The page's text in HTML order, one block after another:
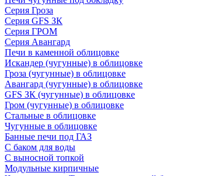
Серия Гроза
Серия GFS ЗК
Серия ГРОМ
Серия Авангард
Печи в каменной облицовке
Искандер (чугунные) в облицовке
Гроза (чугунные) в облицовке
Авангард (чугунные) в облицовке
GFS ЗК (чугунные) в облицовке
Гром (чугунные) в облицовке
Стальные в облицовке
Чугунные в облицовке
Банные печи под ГАЗ
С баком для воды
С выносной топкой
Модульные кирпичные